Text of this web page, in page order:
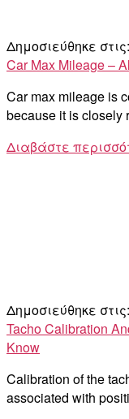
Δημοσιεύθηκε
Car Max Mileage –
Car max mileage is
because it is closely
Διαβάστε
Δημοσιεύθηκε
Tacho Calibration
Know
Calibration of the
associated with